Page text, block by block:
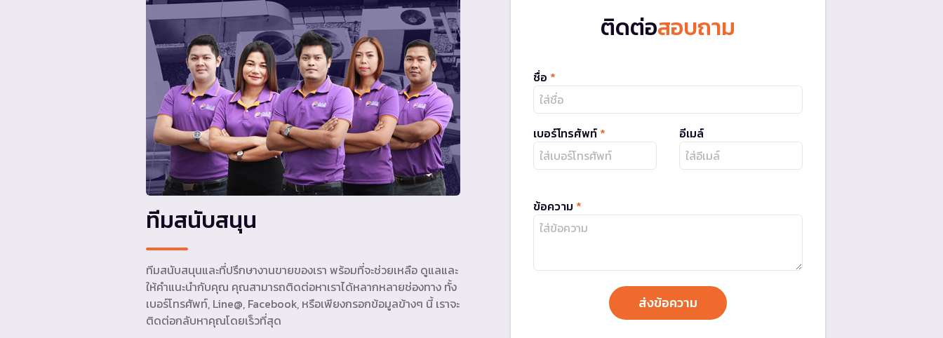
ติดต่อสอบถาม
ชื่อ *
เบอร์โทรศัพท์ * อีเมล์
ข้อความ *
ทีมสนับสนุน
ทีมสนับสนุนและที่ปรึกษางานขายของเรา พร้อมที่จะช่วยเหลือ ดูแลและ
ให้คำแนะนำกับคุณ คุณสามารถติดต่อหาเราได้หลากหลายช่องทาง ทั้ง
เบอร์โทรศัพท์, Line@, Facebook, หรือเพียงกรอกข้อมูลข้างๆ นี้ เราจะ
ติดต่อกลับหาคุณโดยเร็วที่สุด